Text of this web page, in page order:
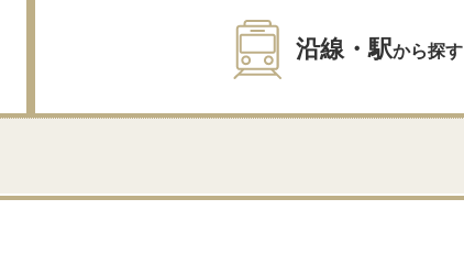
沿線・駅から探す